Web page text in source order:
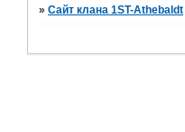
»Сайт клана 1ST-Athebaldt